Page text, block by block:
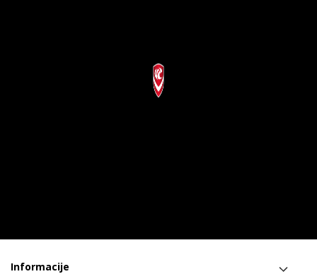
Informacije